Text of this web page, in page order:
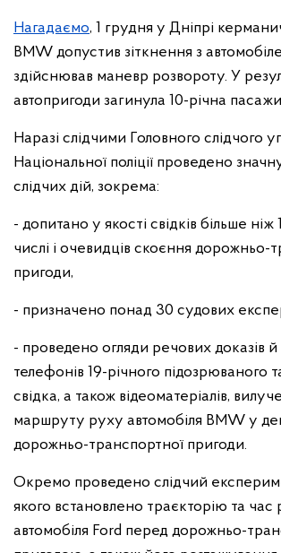
Нагадаємо, 1 грудня у Дніпрі
BMW допустив зіткнення з
здійснював маневр розвороту. У
автопригоди загинула 10-річна
Наразі слідчими Головного слідчого
Національної поліції проведено
слідчих дій, зокрема:
- допитано у якості свідків більше
числі і очевидців скоєння дорожньо-
пригоди,
- призначено понад 30 судових
- проведено огляди речових доказів
телефонів 19-річного підозрюваного
свідка, а також відеоматеріалів,
маршруту руху автомобіля BMW у
дорожньо-транспортної пригоди.
Окремо проведено слідчий
якого встановлено траєкторію та час
автомобіля Ford перед дорожньо-